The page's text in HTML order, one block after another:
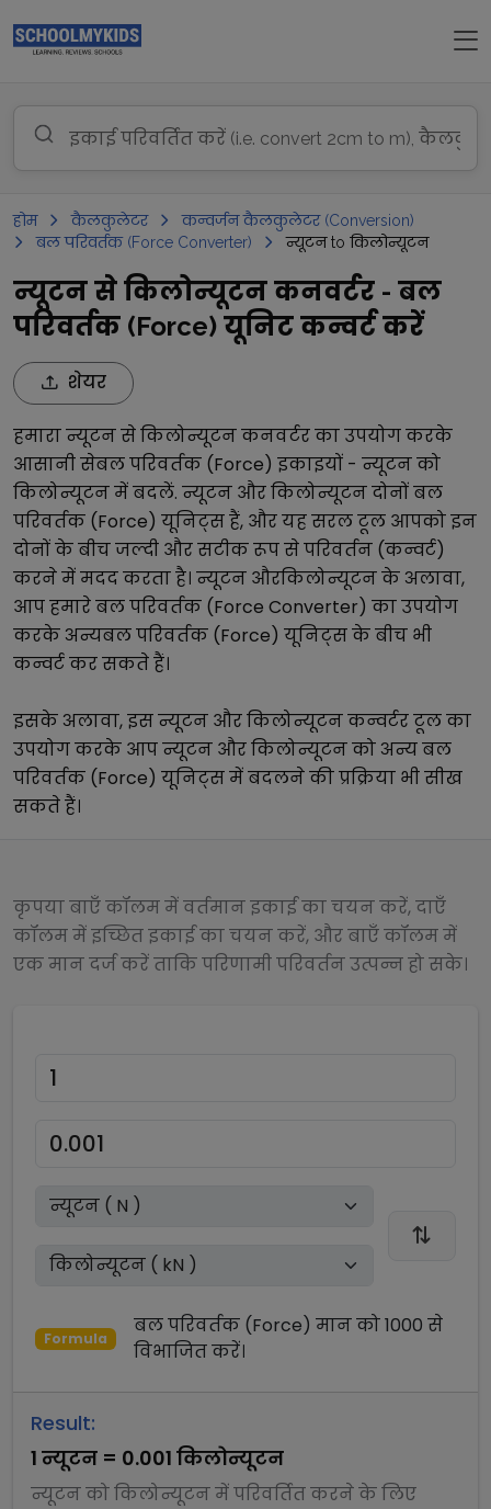
होम कैलकुलेटर
कन्वर्जन कैलकुलेटर (Conversion)
बल परिवर्तक (Force Converter)
न्यूटन to किलोन्यूटन
न्यूटन से किलोन्यूटन कनवर्टर - बल
परिवर्तक (Force) यूनिट कन्वर्ट करें
शेयर
हमारान्यूटनसेकिलोन्यूटनकनवर्टर का उपयोग करके
आसानी सेबल परिवर्तक (Force) इकाइयों - न्यूटनको
किलोन्यूटनमें बदलें. न्यूटन औरकिलोन्यूटनदोनोंबल
परिवर्तक (Force) यूनिट्स हैं, और यह सरल टूल आपको इन
दोनों के बीच जल्दी और सटीक रूप से परिवर्तन (कन्वर्ट)
करने में मदद करता है। न्यूटन औरकिलोन्यूटनके अलावा,
आप हमारेबल परिवर्तक (Force Converter) का उपयोग
करके अन्यबल परिवर्तक (Force) यूनिट्स के बीच भी
कन्वर्ट कर सकते हैं।
इसके अलावा, इसन्यूटन औरकिलोन्यूटनकन्वर्टर टूल का
उपयोग करके आपन्यूटन औरकिलोन्यूटनको अन्यबल
परिवर्तक (Force) यूनिट्स में बदलने की प्रक्रिया भी सीख
सकते हैं।
कृपया बाएँ कॉलम में वर्तमान इकाई का चयन करें, दाएँ
कॉलम में इच्छित इकाई का चयन करें, और बाएँ कॉलम में
एक मान दर्ज करें ताकि परिणामी परिवर्तन उत्पन्न हो सके।
Formula
बल परिवर्तक (Force) मान को1000 से
विभाजितकरें।
Result:
1 न्यूटन = 0.001 किलोन्यूटन
न्यूटनकोकिलोन्यूटनमें परिवर्तित करने के लिए